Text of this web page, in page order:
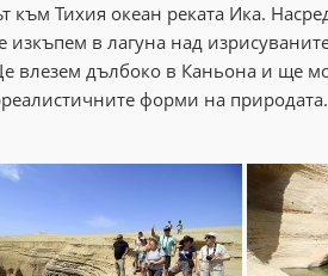
към Тихия океан реката Ика.
в лагуна над
влезем дълбоко в Каньона и ще
форми на природата.